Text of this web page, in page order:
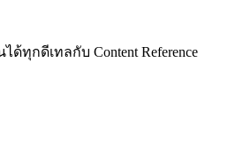
ด้ทุกดีเทลกับ Content Reference